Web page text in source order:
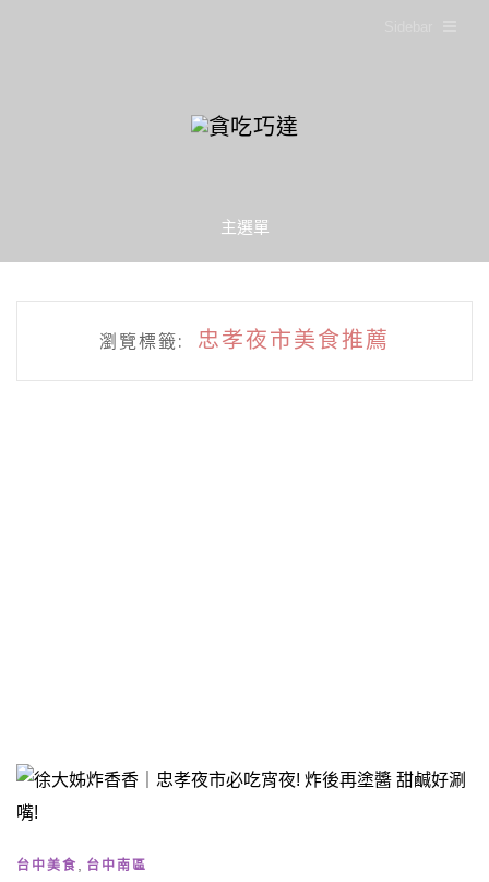
主選單
瀏覽標籤: 忠孝夜市美食推薦
台中美食 台中南區